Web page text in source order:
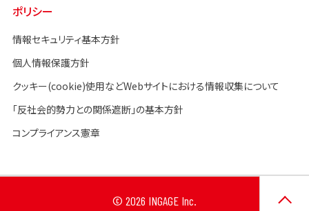
ポリシー
情報セキュリティ基本方針
個人情報保護方針
クッキー(cookie)使用などWebサイトにおける情報収集について
「反社会的勢力との関係遮断」の基本方針
コンプライアンス憲章
© 2026 INGAGE Inc.